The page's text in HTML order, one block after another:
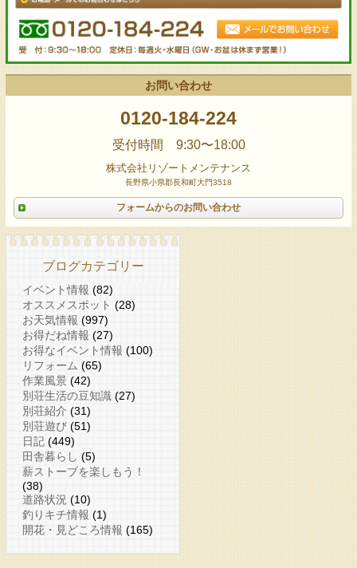
お問い合わせ
0120-184-224
受付時間 9:30〜18:00
株式会社リゾートメンテナンス
長野県小県郡長和町大門3518
フォームからのお問い合わせ
ブログカテゴリー
イベント情報 (82)
オススメスポット (28)
お天気情報 (997)
お得だね情報 (27)
お得なイベント情報 (100)
リフォーム (65)
作業風景 (42)
別荘生活の豆知識 (27)
別荘紹介 (31)
別荘遊び (51)
日記 (449)
田舎暮らし (5)
薪ストーブを楽しもう！
(38)
道路状況 (10)
釣りキチ情報 (1)
開花・見どころ情報 (165)